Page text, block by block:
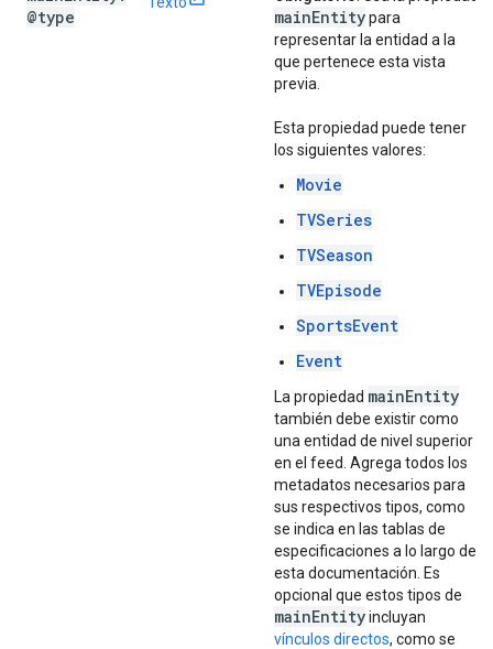
@type
mainEntitypara
representar la entidad a la
que pertenece esta vista
previa.
Esta propiedad puede tener
los siguientes valores:
Movie
TVSeries
TVSeason
TVEpisode
SportsEvent
Event
La propiedad mainEntity
también debe existir como
una entidad de nivel superior
en el feed. Agrega todos los
metadatos necesarios para
sus respectivos tipos, como
se indica en las tablas de
especificaciones a lo largo de
esta documentación. Es
opcional que estos tipos de
mainEntityincluyan
vínculos directos, como se